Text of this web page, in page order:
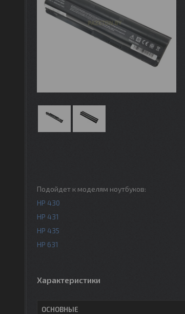
Подойдет к моделям ноутбуков:
HP 430
HP 431
HP 435
HP 631
Характеристики
ОСНОВНЫЕ